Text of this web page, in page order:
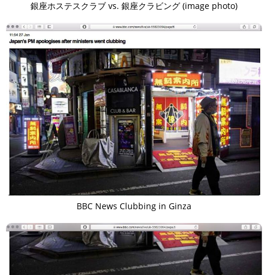
銀座ホステスクラブ vs. 銀座クラビング (image photo)
BBC News Clubbing in Ginza